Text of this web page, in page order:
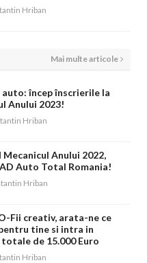
Hriban
Mai multe articole
încep înscrierile la
Anului 2023!
Hriban
Anului 2022,
Auto Total Romania!
Hriban
Fii creativ, arata-ne ce
tine si intra in
de 15.000 Euro
Hriban